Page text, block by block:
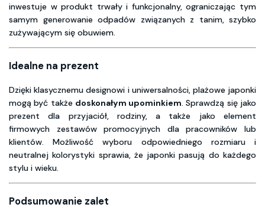
inwestuje w produkt trwały i funkcjonalny, ograniczając tym
samym generowanie odpadów związanych z tanim, szybko
zużywającym się obuwiem.
Idealne na prezent
Dzięki klasycznemu designowi i uniwersalności, plażowe japonki
mogą być także doskonałym upominkiem. Sprawdzą się jako
prezent dla przyjaciół, rodziny, a także jako element
firmowych zestawów promocyjnych dla pracowników lub
klientów. Możliwość wyboru odpowiedniego rozmiaru i
neutralnej kolorystyki sprawia, że japonki pasują do każdego
stylu i wieku.
Podsumowanie zalet